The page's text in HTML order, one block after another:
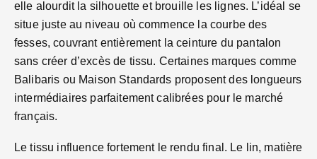
elle alourdit la silhouette et brouille les lignes. L’idéal se
situe juste au niveau où commence la courbe des
fesses, couvrant entièrement la ceinture du pantalon
sans créer d’excès de tissu. Certaines marques comme
Balibaris ou Maison Standards proposent des longueurs
intermédiaires parfaitement calibrées pour le marché
français.
Le tissu influence fortement le rendu final. Le lin, matière